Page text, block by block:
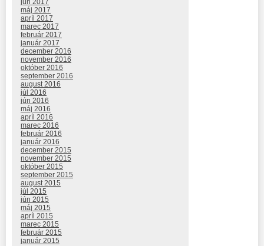
máj 2017
apríl 2017
marec 2017
február 2017
január 2017
december 2016
november 2016
október 2016
september 2016
august 2016
júl 2016
jún 2016
máj 2016
apríl 2016
marec 2016
február 2016
január 2016
december 2015
november 2015
október 2015
september 2015
august 2015
júl 2015
jún 2015
máj 2015
apríl 2015
marec 2015
február 2015
január 2015